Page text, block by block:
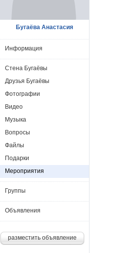
Бугаёва Анастасия
Информация
Стена Бугаёвы
Друзья Бугаёвы
Фотографии
Видео
Музыка
Вопросы
Файлы
Подарки
Мероприятия
Группы
Объявления
разместить объявление